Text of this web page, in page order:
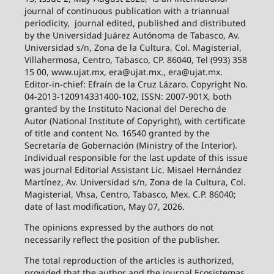
journal of continuous publication with a triannual
periodicity, journal edited, published and distributed
by the Universidad Juárez Autónoma de Tabasco, Av.
Universidad s/n, Zona de la Cultura, Col. Magisterial,
Villahermosa, Centro, Tabasco, CP. 86040, Tel (993) 358
15 00, www.ujat.mx, era@ujat.mx., era@ujat.mx.
Editor-in-chief: Efraín de la Cruz Lázaro. Copyright No.
04-2013-120914331400-102, ISSN: 2007-901X, both
granted by the Instituto Nacional del Derecho de
Autor (National Institute of Copyright), with certificate
of title and content No. 16540 granted by the
Secretaría de Gobernación (Ministry of the Interior).
Individual responsible for the last update of this issue
was journal Editorial Assistant Lic. Misael Hernández
Martínez, Av. Universidad s/n, Zona de la Cultura, Col.
Magisterial, Vhsa, Centro, Tabasco, Mex. C.P. 86040;
date of last modification, May 07, 2026.
The opinions expressed by the authors do not
necessarily reflect the position of the publisher.
The total reproduction of the articles is authorized,